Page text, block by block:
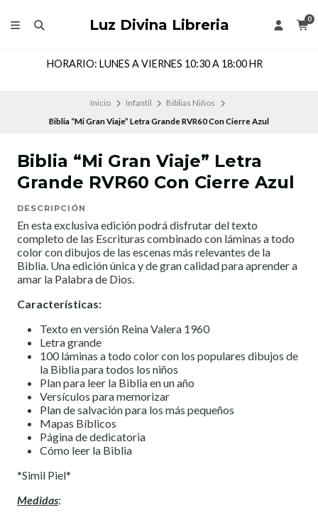
Luz Divina Libreria 0
HORARIO: LUNES A VIERNES 10:30 A 18:00 HR
Inicio Infantil
Biblias Niños
Biblia “Mi Gran Viaje” Letra Grande RVR60 Con Cierre Azul
Biblia “Mi Gran Viaje” Letra
Grande RVR60 Con Cierre Azul
DESCRIPCIÓN
En esta exclusiva edición podrá disfrutar del texto
completo de las Escrituras combinado con láminas a todo
color con dibujos de las escenas más relevantes de la
Biblia. Una edición única y de gran calidad para aprender a
amar la Palabra de Dios.
Características:
Texto en versión Reina Valera 1960
Letra grande
100 láminas a todo color con los populares dibujos de
la Biblia para todos los niños
Plan para leer la Biblia en un año
Versículos para memorizar
Plan de salvación para los más pequeños
Mapas Bíblicos
Página de dedicatoria
Cómo leer la Biblia
*Simil Piel*
Medidas: